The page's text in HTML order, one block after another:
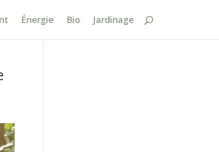
Énergie Bio Jardinage